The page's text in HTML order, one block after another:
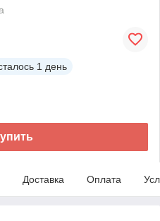
1 день
Доставка Оплата